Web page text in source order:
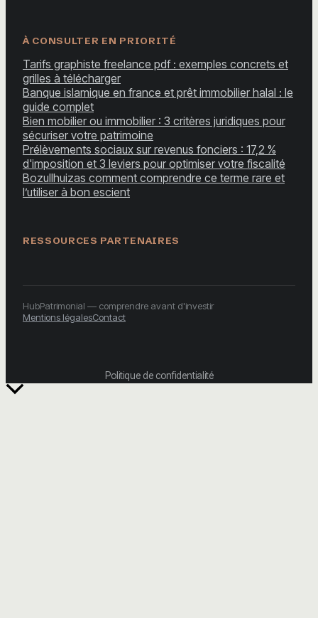
À CONSULTER EN PRIORITÉ
Tarifs graphiste freelance pdf : exemples concrets et
grilles à télécharger
Banque islamique en france et prêt immobilier halal : le
guide complet
Bien mobilier ou immobilier : 3 critères juridiques pour
sécuriser votre patrimoine
Prélèvements sociaux sur revenus fonciers : 17,2 %
d'imposition et 3 leviers pour optimiser votre fiscalité
Bozullhuizas comment comprendre ce terme rare et
l’utiliser à bon escient
RESSOURCES PARTENAIRES
HubPatrimonial — comprendre avant d'investir
Mentions légalesContact
Politique de confidentialité